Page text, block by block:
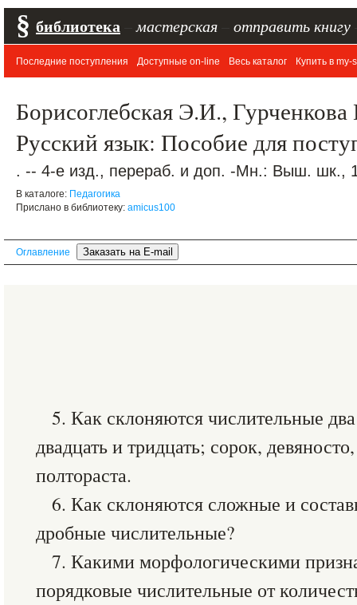
§ библиотека мастерская отправить книгу
Последние поступления Доступные on-line Весь каталог Купить в my-
Борисоглебская Э.И.,
Русский язык: Пособие для
. -- 4-е изд., перераб. и доп. -Мн.: Выш. шк.,
В каталоге: Педагогика
Прислано в библиотеку: amicus100
Оглавление
5. Как склоняются числительные
двадцать и тридцать; сорок,
полтораста.
6. Как склоняются сложные и
дробные числительные?
7. Какими морфологическими
порядковые числительные от